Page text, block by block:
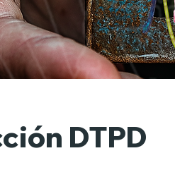
DTPD